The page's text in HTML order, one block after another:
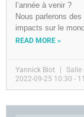
l’année à venir ?
Nous parlerons
impacts sur le
READ MORE »
Yannick Biot
Salle
2022-09-25 10:30 -